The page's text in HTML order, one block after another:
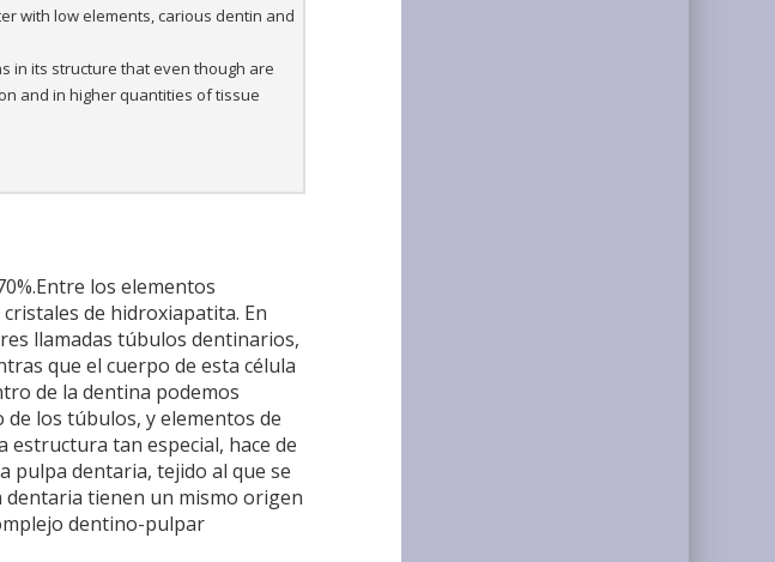
with low elements, carious dentin and
in its structure that even though are
and in higher quantities of tissue
los elementos
de hidroxiapatita. En
llamadas túbulos dentinarios,
que el cuerpo de esta célula
de la dentina podemos
los túbulos, y elementos de
tan especial, hace de
pulpa dentaria, tejido al que se
dentaria tienen un mismo origen
dentino-pulpar